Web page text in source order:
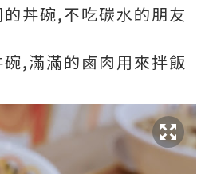
丼碗,不吃碳水的朋友
,滿滿的鹵肉用來拌飯